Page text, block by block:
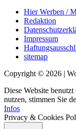
Hier Werben /
Redaktion
Impressum
sitemap
Copyright © 2026 |
Diese Website
nutzen, stimmen Sie
Infos
Privacy & Cookies